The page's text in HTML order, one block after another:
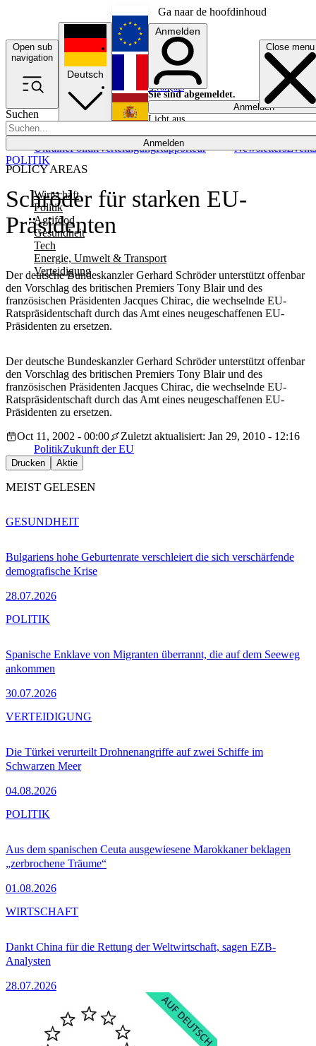
Ga naar de hoofdinhoud
Open sub
navigation
Close menu
Suchen
Anmelden
POLICY AREAS
Wirtschaft
Politik
Agrifood
Gesundheit
Tech
Energie, Umwelt & Transport
Verteidigung
UkrainePolitikVerteidigungRapporteur NewslettersEvents
Deutsch
English
Français
Anmelden
Sie sind abgemeldet.
Anmelden
Licht aus
Schröder für starken EU-
Präsidenten
Der deutsche Bundeskanzler Gerhard Schröder unterstützt offenbar
den Vorschlag des britischen Premiers Tony Blair und des
französischen Präsidenten Jacques Chirac, die wechselnde EU-
Ratspräsidentschaft durch das Amt eines neugeschaffenen EU-
Präsidenten zu ersetzen.
POLITIK
Der deutsche Bundeskanzler Gerhard Schröder unterstützt offenbar
den Vorschlag des britischen Premiers Tony Blair und des
französischen Präsidenten Jacques Chirac, die wechselnde EU-
Ratspräsidentschaft durch das Amt eines neugeschaffenen EU-
Präsidenten zu ersetzen.
Oct 11, 2002 - 00:00
Zuletzt aktualisiert: Jan 29, 2010 - 12:16
PolitikZukunft der EU
Drucken Aktie
MEIST GELESEN
Bulgariens hohe Geburtenrate verschleiert die sich verschärfende
demografische Krise
28.07.2026
GESUNDHEIT
Spanische Enklave von Migranten überrannt, die auf dem Seeweg
ankommen
30.07.2026
POLITIK
Die Türkei verurteilt Drohnenangriffe auf zwei Schiffe im
Schwarzen Meer
04.08.2026
VERTEIDIGUNG
Aus dem spanischen Ceuta ausgewiesene Marokkaner beklagen
„zerbrochene Träume“
01.08.2026
POLITIK
Dankt China für die Rettung der Weltwirtschaft, sagen EZB-
Analysten
28.07.2026
WIRTSCHAFT